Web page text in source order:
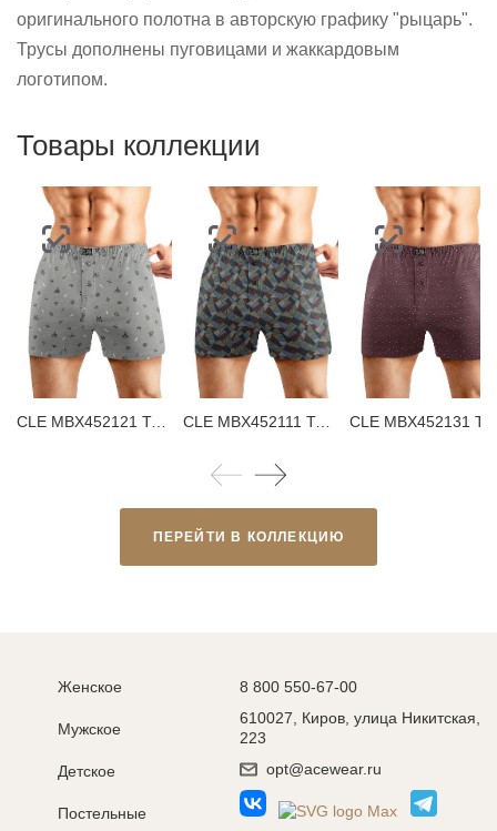
оригинального полотна в авторскую графику "рыцарь".
Трусы дополнены пуговицами и жаккардовым
логотипом.
Товары коллекции
CLE MBX452121 Трусы мужские боксеры CLE MBX452111 Трусы мужские боксеры
ПЕРЕЙТИ В КОЛЛЕКЦИЮ
Женское
Мужское
Детское
Постельные
8 800 550-67-00
610027, Киров, улица Никитская,
223
opt@acewear.ru